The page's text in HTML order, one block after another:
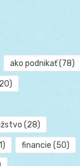
ako podnikať(78)
(28)
financie (50)